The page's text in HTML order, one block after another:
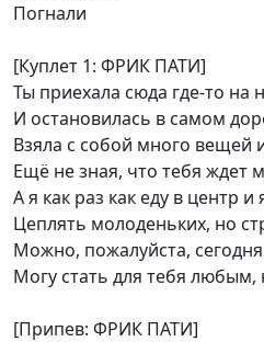
Погнали
[Куплет 1: ФРИК ПАТИ]
Ты приехала сюда где-то на
И остановилась в самом
Взяла с собой много вещей
Ещё не зная, что тебя ждет
А я как раз как еду в центр
Цеплять молоденьких, но
Можно, пожалуйста,
Могу стать для тебя любым,
[Припев: ФРИК ПАТИ]